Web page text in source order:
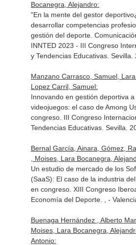
Bocanegra, Alejandro:
"En la mente del gestor
desarrollar competencias
gestión del deporte.
INNTED 2023 - III Congreso
y Tendencias Educativas. Sevilla.
Manzano Carrasco, Samuel,
Lopez Carril, Samuel:
Innovando en gestión deportiva
videojuegos: el caso de Among
congreso. III Congreso
Tendencias Educativas. Sevilla.
Bernal García, Ainara, Gómez,
, Moises, Lara Bocanegra,
Un estudio de mercado de los
(SaaS): El caso de la industria
en congreso. XIII Congreso
Economía del Deporte. , -
Buenaga Hernández , Alberto
Moises, Lara Bocanegra,
Antonio: